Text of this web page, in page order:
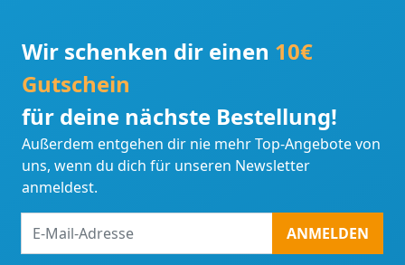
Wir schenken dir einen 10€
Gutschein
für deine nächste Bestellung!
Außerdem entgehen dir nie mehr Top-Angebote von
uns, wenn du dich für unseren Newsletter
anmeldest.
Mail-
ANMELDEN